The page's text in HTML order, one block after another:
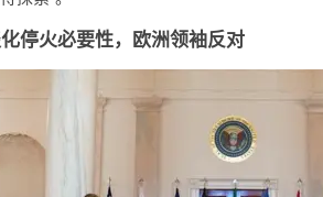
停火必要性，欧洲领袖反对